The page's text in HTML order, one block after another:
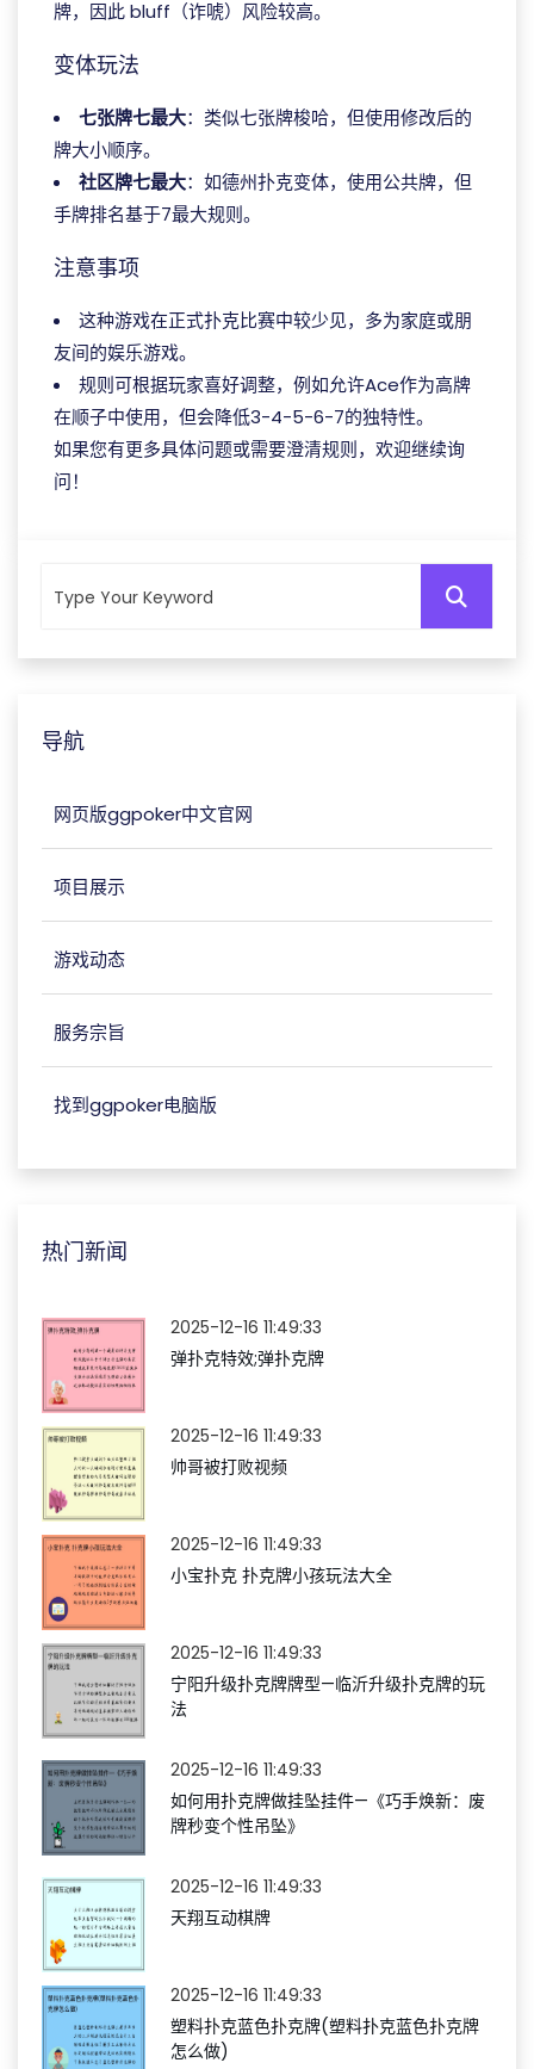
牌，因此 bluff（诈唬）风险较高。
变体玩法
七张牌七最大：类似七张牌梭哈，但使用修改后的
牌大小顺序。
社区牌七最大：如德州扑克变体，使用公共牌，但
手牌排名基于7最大规则。
注意事项
这种游戏在正式扑克比赛中较少见，多为家庭或朋
友间的娱乐游戏。
规则可根据玩家喜好调整，例如允许Ace作为高牌
在顺子中使用，但会降低3-4-5-6-7的独特性。
如果您有更多具体问题或需要澄清规则，欢迎继续询
问！
导航
网页版ggpoker中文官网
项目展示
游戏动态
服务宗旨
找到ggpoker电脑版
热门新闻
2025-12-16 11:49:33
弹扑克特效;弹扑克牌
2025-12-16 11:49:33
帅哥被打败视频
2025-12-16 11:49:33
小宝扑克 扑克牌小孩玩法大全
2025-12-16 11:49:33
宁阳升级扑克牌牌型—临沂升级扑克牌的玩
法
2025-12-16 11:49:33
如何用扑克牌做挂坠挂件—《巧手焕新：废
牌秒变个性吊坠》
2025-12-16 11:49:33
天翔互动棋牌
2025-12-16 11:49:33
塑料扑克蓝色扑克牌(塑料扑克蓝色扑克牌
怎么做)